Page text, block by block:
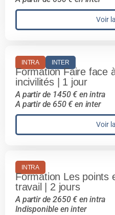
Voir
INTRA INTER
Formation Faire face
incivilités | 1 jour
A partir de 1450 € en intra
A partir de 650 € en inter
Voir
INTRA
Formation Les points
travail | 2 jours
A partir de 2650 € en intra
Indisponible en inter